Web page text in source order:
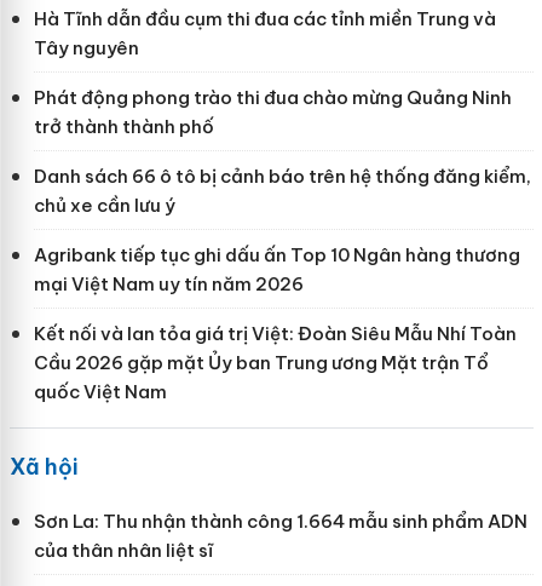
Hà Tĩnh dẫn đầu cụm thi đua các tỉnh miền Trung và
Tây nguyên
Phát động phong trào thi đua chào mừng Quảng Ninh
trở thành thành phố
Danh sách 66 ô tô bị cảnh báo trên hệ thống đăng kiểm,
chủ xe cần lưu ý
Agribank tiếp tục ghi dấu ấn Top 10 Ngân hàng thương
mại Việt Nam uy tín năm 2026
Kết nối và lan tỏa giá trị Việt: Đoàn Siêu Mẫu Nhí Toàn
Cầu 2026 gặp mặt Ủy ban Trung ương Mặt trận Tổ
quốc Việt Nam
Xã hội
Sơn La: Thu nhận thành công 1.664 mẫu sinh phẩm ADN
của thân nhân liệt sĩ